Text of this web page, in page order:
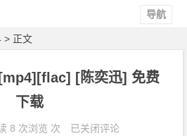
导航
> 正文
[陈奕迅] 免费
下载
8 次浏览 次
《浮
已关闭评论